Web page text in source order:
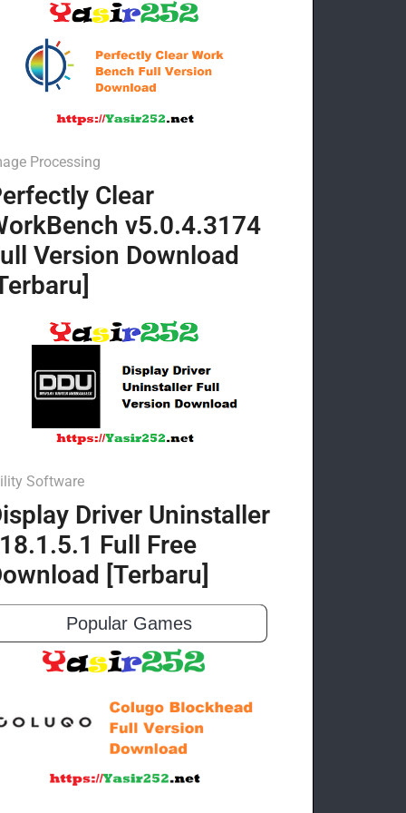
Processing
Clear
v5.0.4.3174
Version Download
Software
Driver Uninstaller
Full Free
[Terbaru]
Popular Games